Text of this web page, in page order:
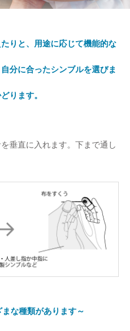
りと、用途に応じて機能的な
分に合ったシンブルを選びま
ります。
垂直に入れます。下まで通し
な種類があります～